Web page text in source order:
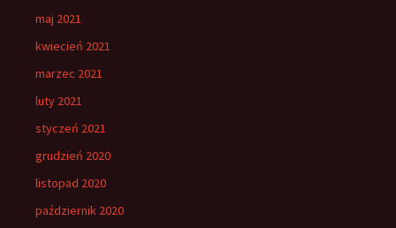
maj 2021
kwiecień 2021
marzec 2021
luty 2021
styczeń 2021
grudzień 2020
listopad 2020
październik 2020